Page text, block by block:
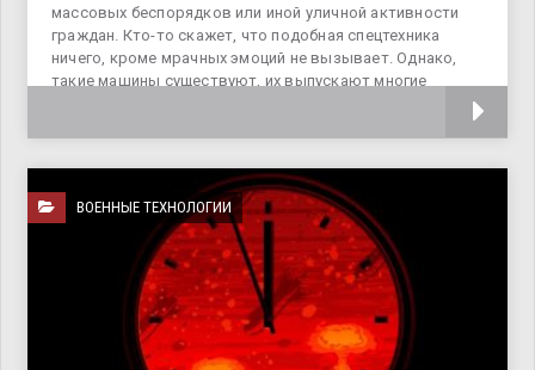
массовых беспорядков или иной уличной активности
граждан. Кто-то скажет, что подобная спецтехника
ничего, кроме мрачных эмоций не вызывает. Однако,
такие машины существуют, их выпускают многие
ВОЕННЫЕ ТЕХНОЛОГИИ